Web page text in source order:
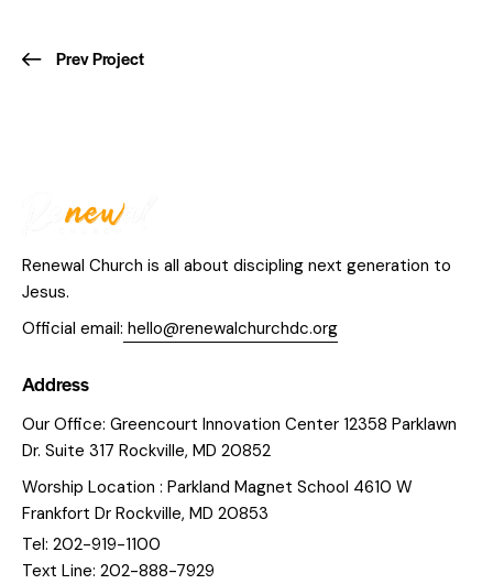
Prev Project
Renewal Church is all about discipling next generation to
Jesus.
Official email: hello@renewalchurchdc.org
Address
Our Office: Greencourt Innovation Center 12358 Parklawn
Dr. Suite 317 Rockville, MD 20852
Worship Location : Parkland Magnet School 4610 W
Frankfort Dr Rockville, MD 20853
Tel: 202-919-1100
Text Line: 202-888-7929